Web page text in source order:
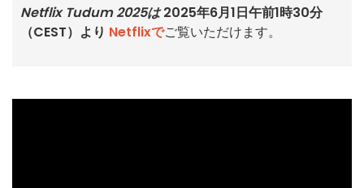
Netflix Tudum 2025は 2025年6月1日午前1時30分
（CEST）より Netflixでご覧いただけます。